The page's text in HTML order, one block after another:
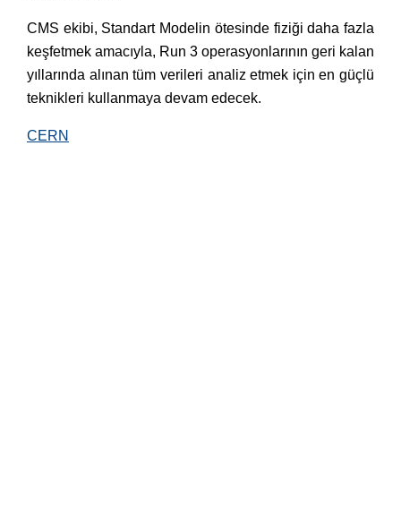
CMS ekibi, Standart Modelin ötesinde fiziği daha fazla
keşfetmek amacıyla, Run 3 operasyonlarının geri kalan
yıllarında alınan tüm verileri analiz etmek için en güçlü
teknikleri kullanmaya devam edecek.
CERN